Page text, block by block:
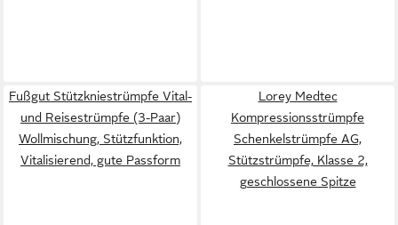
Fußgut Stützkniestrümpfe Vital-
und Reisestrümpfe (3-Paar)
Wollmischung, Stützfunktion,
Vitalisierend, gute Passform
Lorey Medtec
Kompressionsstrümpfe
Schenkelstrümpfe AG,
Stützstrümpfe, Klasse 2,
geschlossene Spitze